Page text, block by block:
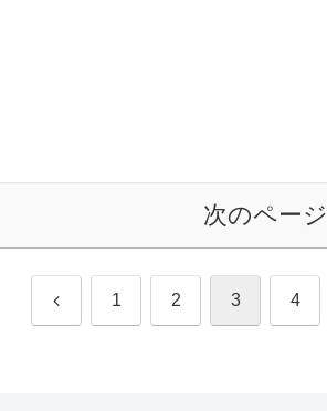
次のページ
前 1 2 3 4